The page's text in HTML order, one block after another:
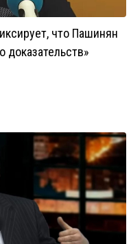
что Пашинян
доказательств»